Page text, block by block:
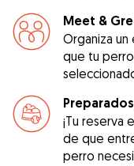
Meet &
Organiza
que tu
¡Tu reserva
de que
perro